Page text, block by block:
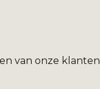
van onze